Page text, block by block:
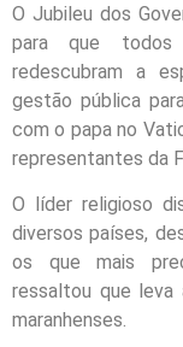
O Jubileu dos
para que todos
redescubram a
gestão pública
com o papa no
representantes da
O líder religioso
diversos países,
os que mais
ressaltou que
maranhenses.